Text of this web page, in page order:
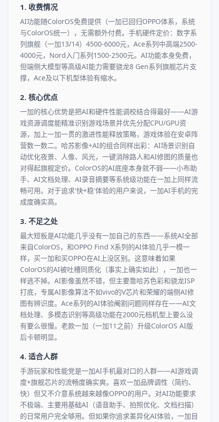
1. 收费情况
AI功能随ColorOS免费提供（一加已回归OPPO体系，系统
与ColorOS统一），无需额外付费。手机硬件定价：数字系
列旗舰（一加13/14）4500-6000元，Ace系列中高端2500-
4000元，Nord入门系列1500-2500元。AI功能本身免费，
但端侧大模型等高级AI能力需要骁龙8 Gen系列旗舰芯片支
撑，Ace及以下机型体验有缩水。
2. 核心优点
一加的核心优势是把AI和硬件性能调校结合得最好——AI游
戏资源调度能精准识别游戏场景并优先分配CPU/GPU资
源，加上一加一贯的激进性能释放策略，游戏体验在安卓阵
营数一数二。哈苏影像+AI的组合同样出彩：AI场景识别自
动优化夜景、人像、风光，一键消除路人和AI修图的质量也
对得起旗舰定价。ColorOS的AI底座本身就不弱——小布助
手、AI文档处理、AI录音摘要等系统级功能在一加上同样流
畅可用。对于追求'快+稳'体验的用户来说，一加AI手机的完
成度确实高。
3. 不足之处
最大短板是AI功能几乎没有一加自己的东西——系统AI全部
来自ColorOS，和OPPO Find X系列的AI体验几乎一模一
样，买一加和买OPPO在AI上没区别。这意味着如果
ColorOS的AI被吐槽同质化（事实上确实如此），一加也一
样逃不掉。AI影像虽然不错，但主要靠哈苏色彩和骁龙ISP
打底，专属AI影像算法不如vivo的V芯片和荣耀的端侧AI修
图有辨识度。Ace系列的AI体验阉割问题同样存在——AI文
档处理、多模态识别等高级功能在2000元档机型上要么没
有要么很慢。老款一加（一加11之前）升级ColorOS AI版
后卡顿明显。
4. 适合人群
手游玩家和性能党是一加AI手机最对口的人群——AI游戏调
度+旗舰芯片的流畅度确实爽。喜欢一加品牌调性（简约、
快）但又不介意系统越来越像OPPO的用户。对AI功能要求
不极端、主要用基础AI（语音助手、拍照优化、文档扫描）
的日常用户完全够用。但如果你追求差异化AI体验，一加目